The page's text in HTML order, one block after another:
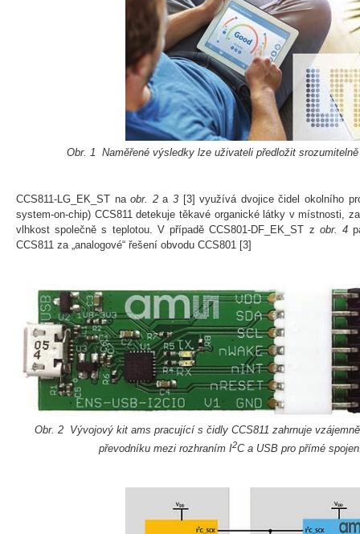
Obr. 1 Naměřené výsledky lze uživateli předložit
CCS811-LG_EK_ST naobr. 2a 3 [3] využívá dvojice čidel okolního
system-on-chip) CCS811 detekuje těkavé organické látky v místnosti,
vlhkost společně s teplotou. V případě CCS801-DF_EK_ST z obr. 4
CCS811 za „analogové“ řešení obvodu CCS801 [3]
Obr. 2 Vývojový kit ams pracující s čidly CCS811 zahrnuje
převodníku mezi rozhraním I2C a USB pro přímé